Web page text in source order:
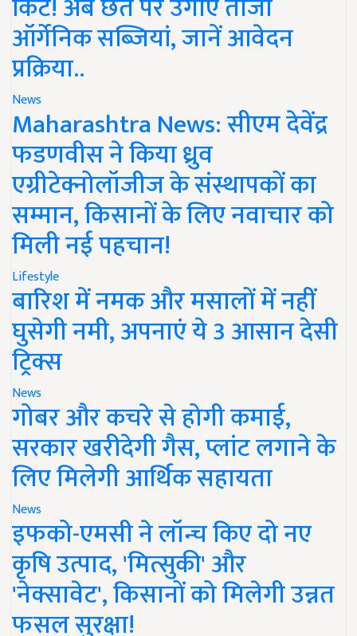
किट! अब छत पर उगाएं ताजी
ऑर्गेनिक सब्जियां, जानें आवेदन
प्रक्रिया..
News
Maharashtra News: सीएम देवेंद्र
फडणवीस ने किया ध्रुव
एग्रीटेक्नोलॉजीज के संस्थापकों का
सम्मान, किसानों के लिए नवाचार को
मिली नई पहचान!
Lifestyle
बारिश में नमक और मसालों में नहीं
घुसेगी नमी, अपनाएं ये 3 आसान देसी
ट्रिक्स
News
गोबर और कचरे से होगी कमाई,
सरकार खरीदेगी गैस, प्लांट लगाने के
लिए मिलेगी आर्थिक सहायता
News
इफको-एमसी ने लॉन्च किए दो नए
कृषि उत्पाद, 'मित्सुकी' और
'नेक्सावेट', किसानों को मिलेगी उन्नत
फसल सुरक्षा!